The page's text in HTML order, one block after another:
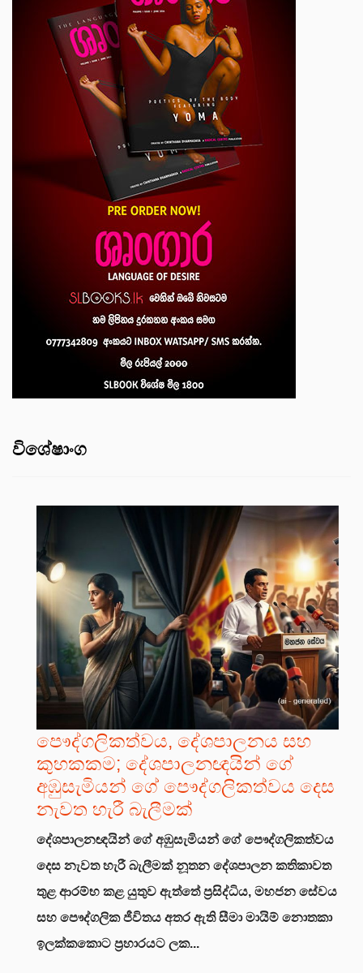
විශේෂාංග
පෞද්ගලිකත්වය, දේශපාලනය සහ
කුහකකම; දේශපාලනඥයින් ගේ
අඹුසැමියන් ගේ පෞද්ගලිකත්වය දෙස
නැවත හැරී බැලීමක්
දේශපාලනඥයින් ගේ අඹුසැමියන් ගේ පෞද්ගලිකත්වය
දෙස නැවත හැරී බැලීමක්නූතන දේශපාලන කතිකාවත
තුළ ආරම්භ කළ යුතුව ඇත්තේ ප්‍රසිද්ධිය, මහජන සේවය
සහ පෞද්ගලික ජීවිතය අතර ඇති සීමා මායිම් නොතකා
ඉලක්කකොට ප්‍රහාරයට ලක...